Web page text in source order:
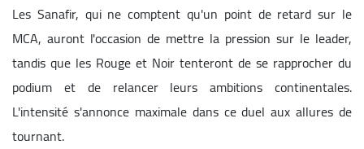
Les Sanafir, qui ne comptent qu'un point de retard sur le
MCA, auront l'occasion de mettre la pression sur le leader,
tandis que les Rouge et Noir tenteront de se rapprocher du
podium et de relancer leurs ambitions continentales.
L'intensité s'annonce maximale dans ce duel aux allures de
tournant.